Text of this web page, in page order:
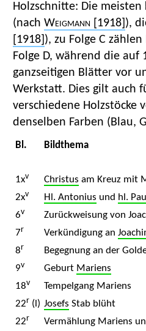
Holzschnitte: Die
(nach Weigmann [1918] ),
[1918] ), zu Folge C
Folge D, während die auf
ganzseitigen Blätter vor
Werkstatt. Dies gilt auch
verschiedene Holzstöcke
denselben Farben (Blau,
Bl. Bildthema
1xv Christus am Kreuz mit
2xv Hl. Antonius und hl.
6v Zurückweisung von
7r Verkündigung an
8r Begegnung an der
9v Geburt Mariens
18v Tempelgang Mariens
22r (l) Josefs Stab blüht
22r Vermählung Mariens